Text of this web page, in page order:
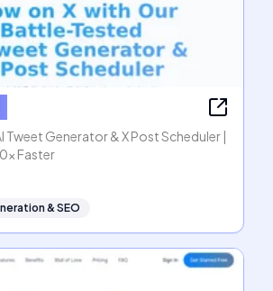
Tweet Generator & X Post Scheduler |
Faster
& SEO